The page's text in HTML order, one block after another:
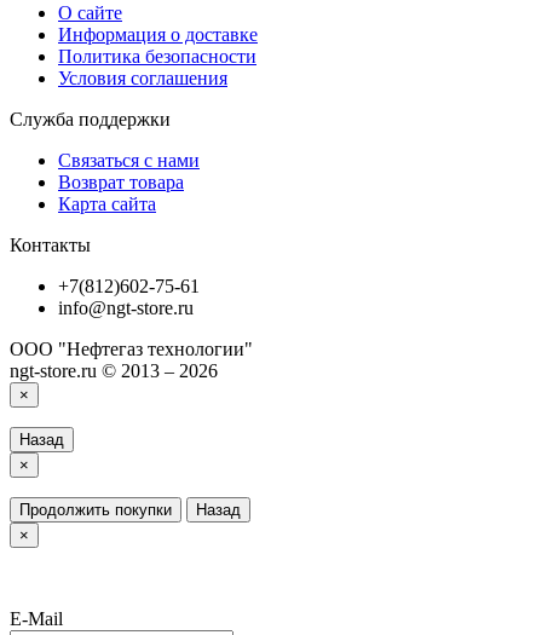
О сайте
Информация о доставке
Политика безопасности
Условия соглашения
Служба поддержки
Связаться с нами
Возврат товара
Карта сайта
Контакты
+7(812)602-75-61
info@ngt-store.ru
ООО "Нефтегаз технологии"
ngt-store.ru © 2013 – 2026
×
Назад
×
Продолжить покупки
Назад
×
E-Mail